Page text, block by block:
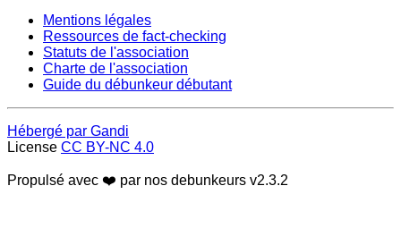
Mentions légales
Ressources de fact-checking
Statuts de l'association
Charte de l'association
Guide du débunkeur débutant
Hébergé par Gandi
License CC BY-NC 4.0
Propulsé avec ❤️ par nos debunkeurs v2.3.2